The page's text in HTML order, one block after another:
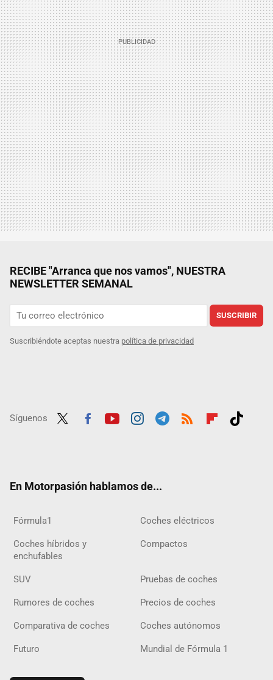
RECIBE "Arranca que nos vamos", NUESTRA
NEWSLETTER SEMANAL
SUSCRIBIR
Suscribiéndote aceptas nuestra política de privacidad
Síguenos
En Motorpasión hablamos de...
Fórmula1 Coches eléctricos
Coches híbridos y
enchufables
Compactos
SUV Pruebas de coches
Rumores de coches Precios de coches
Comparativa de coches Coches autónomos
Futuro Mundial de Fórmula 1